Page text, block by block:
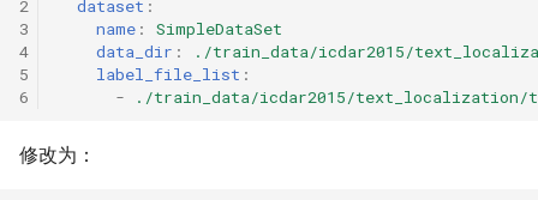
2
3
4
5
6
dataset :
name :
SimpleDataSet
data_dir :
./train_data/icdar2015/
label_file_list :
-
./train_data/icdar2015/text_localization/
修改为：